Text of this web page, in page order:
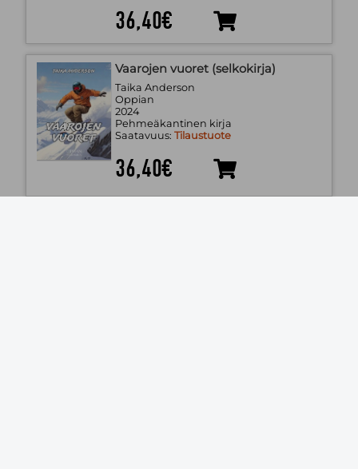
36,40€
Vaarojen vuoret (selkokirja)
Taika Anderson
Oppian
2024
Pehmeäkantinen kirja
Saatavuus: Tilaustuote
36,40€